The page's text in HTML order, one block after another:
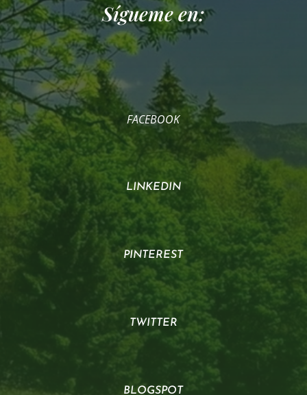
Sígueme en:
FACEBOOK
LINKEDIN
PINTEREST
TWITTER
BLOGSPOT